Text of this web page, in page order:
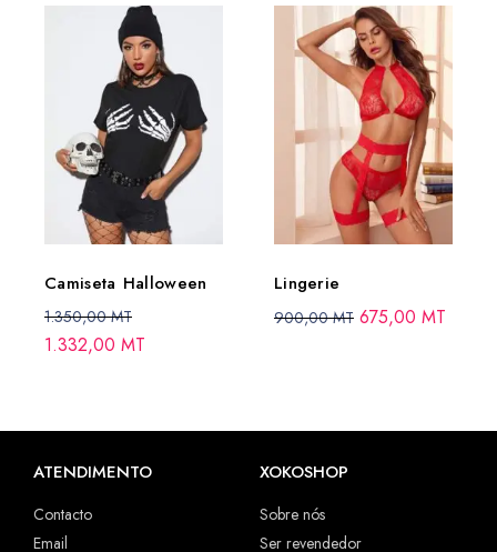
Camiseta Halloween
1.350,00MT
1.332,00 MT
Lingerie
900,00MT 675,00 MT
ATENDIMENTO
Contacto
Email
XOKOSHOP
Sobre nós
Ser revendedor